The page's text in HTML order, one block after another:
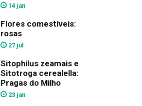
14 jan
Flores comestíveis:
rosas
27 jul
Sitophilus zeamais e
Sitotroga cerealella:
Pragas do Milho
23 jan